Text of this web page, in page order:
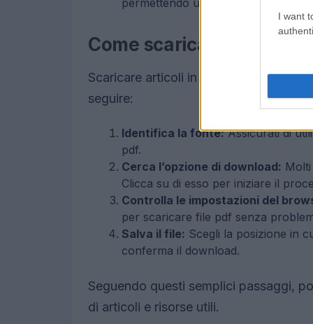
I want
permettendo un accesso rapido
Come scaricare articoli in
Scaricare articoli in formato pdf è un
seguire:
Identifica la fonte:Assicurati di
pdf.
Cerca l’opzione di download:
Clicca su di esso per iniziare il
Controlla le impostazioni del
per scaricare file pdf senza
Salva il file: Scegli la posizione in
conferma il download.
Seguendo questi semplici passaggi,
di articoli e risorse utili.